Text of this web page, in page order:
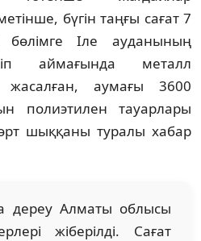
бүгін таңғы сағат 7
Іле ауданының
аймағында металл
жасалған, аумағы 3600
полиэтилен тауарлары
шыққаны туралы хабар
дереу Алматы облысы
жіберілді. Сағат